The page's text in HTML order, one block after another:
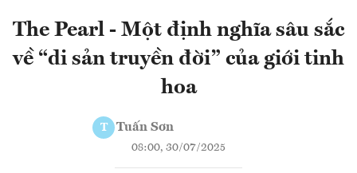
The Pearl - Một định nghĩa sâu sắc
về “di sản truyền đời” của giới tinh
hoa
T Tuấn Sơn
08:00, 30/07/2025